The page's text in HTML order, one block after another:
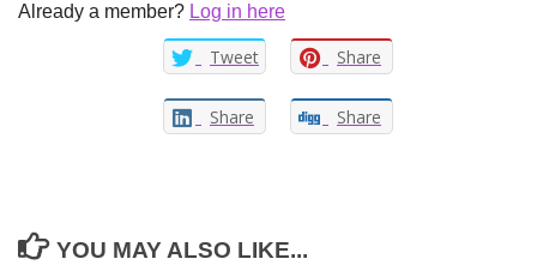
Already a member? Log in here
Tweet Share
Share Share
YOU MAY ALSO LIKE...